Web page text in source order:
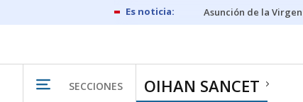
Asunción de la Virgen
SECCIONES OIHAN SANCET